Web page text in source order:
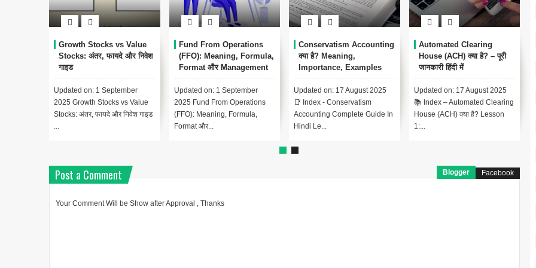
Growth Stocks vs Value
Stocks: अंतर, फायदे और निवेश
गाइड
Updated on: 1 September
2025 Growth Stocks vs Value
Stocks: अंतर, फायदे और निवेश गाइड
...
Fund From Operations
(FFO): Meaning, Formula,
Format और Management
Accounting में महत्व
Updated on: 1 September
2025 Fund From Operations
(FFO): Meaning, Formula,
Format और...
Conservatism Accounting
क्या है? Meaning,
Importance, Examples
Updated on: 17 August 2025
📑 Index - Conservatism
Accounting Complete Guide In
Hindi Le...
Automated Clearing
House (ACH) क्या है? – पूरी
जानकारी हिंदी में
Updated on: 17 August 2025
📚 Index – Automated Clearing
House (ACH) क्या है? Lesson
1:...
Post a Comment Blogger Facebook
Your Comment Will be Show after Approval , Thanks